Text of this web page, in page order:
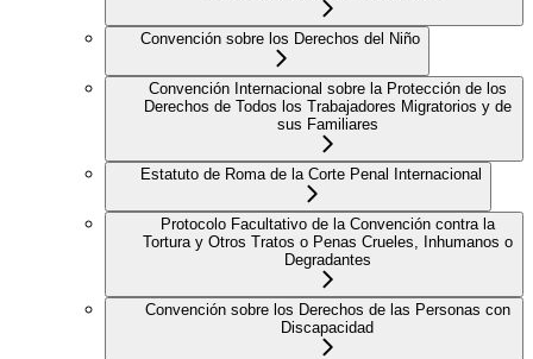
Convención sobre los Derechos del Niño
Convención Internacional sobre la Protección de los
Derechos de Todos los Trabajadores Migratorios y de
sus Familiares
Estatuto de Roma de la Corte Penal Internacional
Protocolo Facultativo de la Convención contra la
Tortura y Otros Tratos o Penas Crueles, Inhumanos o
Degradantes
Convención sobre los Derechos de las Personas con
Discapacidad